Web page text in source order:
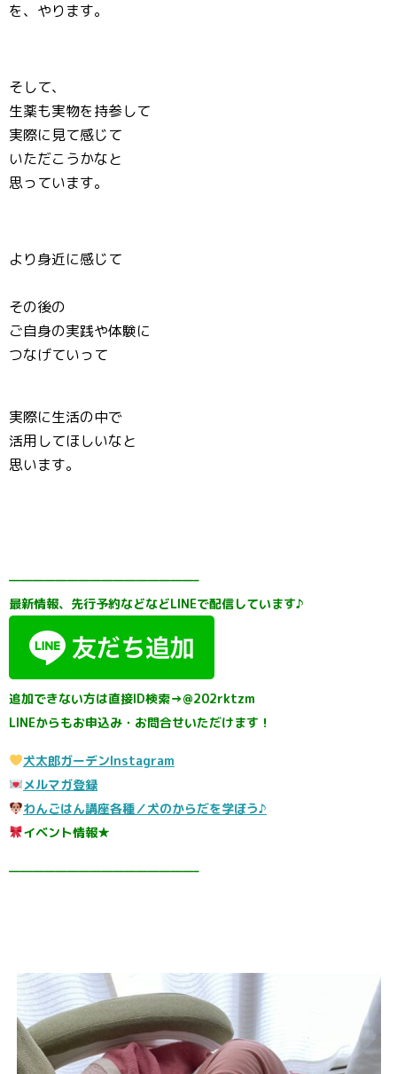
を、やります。
そして、
生薬も実物を持参して
実際に見て感じて
いただこうかなと
思っています。
より身近に感じて
その後の
ご自身の実践や体験に
つなげていって
実際に生活の中で
活用してほしいなと
思います。
————————————————–
最新情報、先行予約などなどLINEで配信しています♪
追加できない方は直接ID検索→@202rktzm
LINEからもお申込み・お問合せいただけます！
犬太郎ガーデンInstagram
メルマガ登録
わんごはん講座各種／犬のからだを学ぼう♪
イベント情報★
————————————————–